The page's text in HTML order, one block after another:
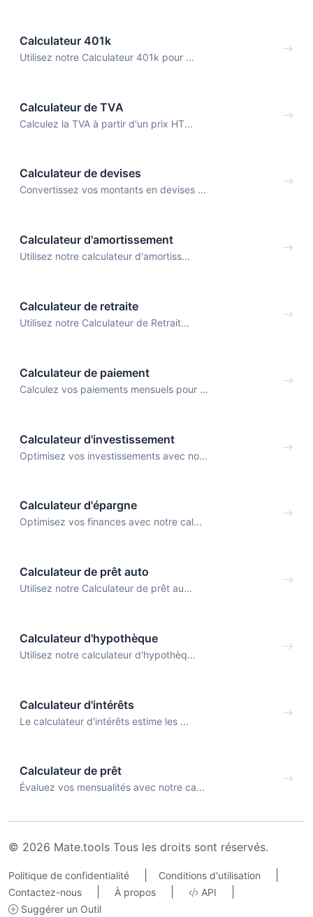
Calculateur 401k
Utilisez notre Calculateur 401k pour ...
Calculateur de TVA
Calculez la TVA à partir d'un prix HT...
Calculateur de devises
Convertissez vos montants en devises ...
Calculateur d'amortissement
Utilisez notre calculateur d'amortiss...
Calculateur de retraite
Utilisez notre Calculateur de Retrait...
Calculateur de paiement
Calculez vos paiements mensuels pour ...
Calculateur d'investissement
Optimisez vos investissements avec no...
Calculateur d'épargne
Optimisez vos finances avec notre cal...
Calculateur de prêt auto
Utilisez notre Calculateur de prêt au...
Calculateur d'hypothèque
Utilisez notre calculateur d'hypothèq...
Calculateur d'intérêts
Le calculateur d'intérêts estime les ...
Calculateur de prêt
Évaluez vos mensualités avec notre ca...
© 2026 Mate.tools Tous les droits sont réservés.
Politique de confidentialité Conditions d'utilisation
Contactez-nous À propos API
Suggérer un Outil